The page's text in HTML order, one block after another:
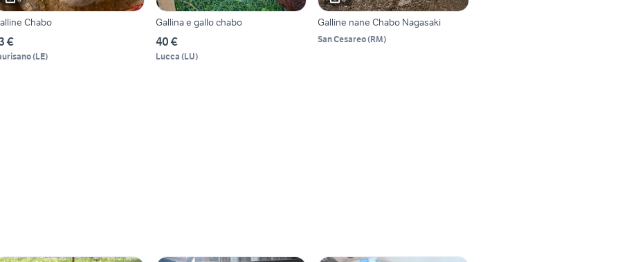
Chabo
€
(LE)
Gallina e gallo chabo
40 €
Lucca (LU)
Galline nane Chabo Nagasaki
San Cesareo(RM)